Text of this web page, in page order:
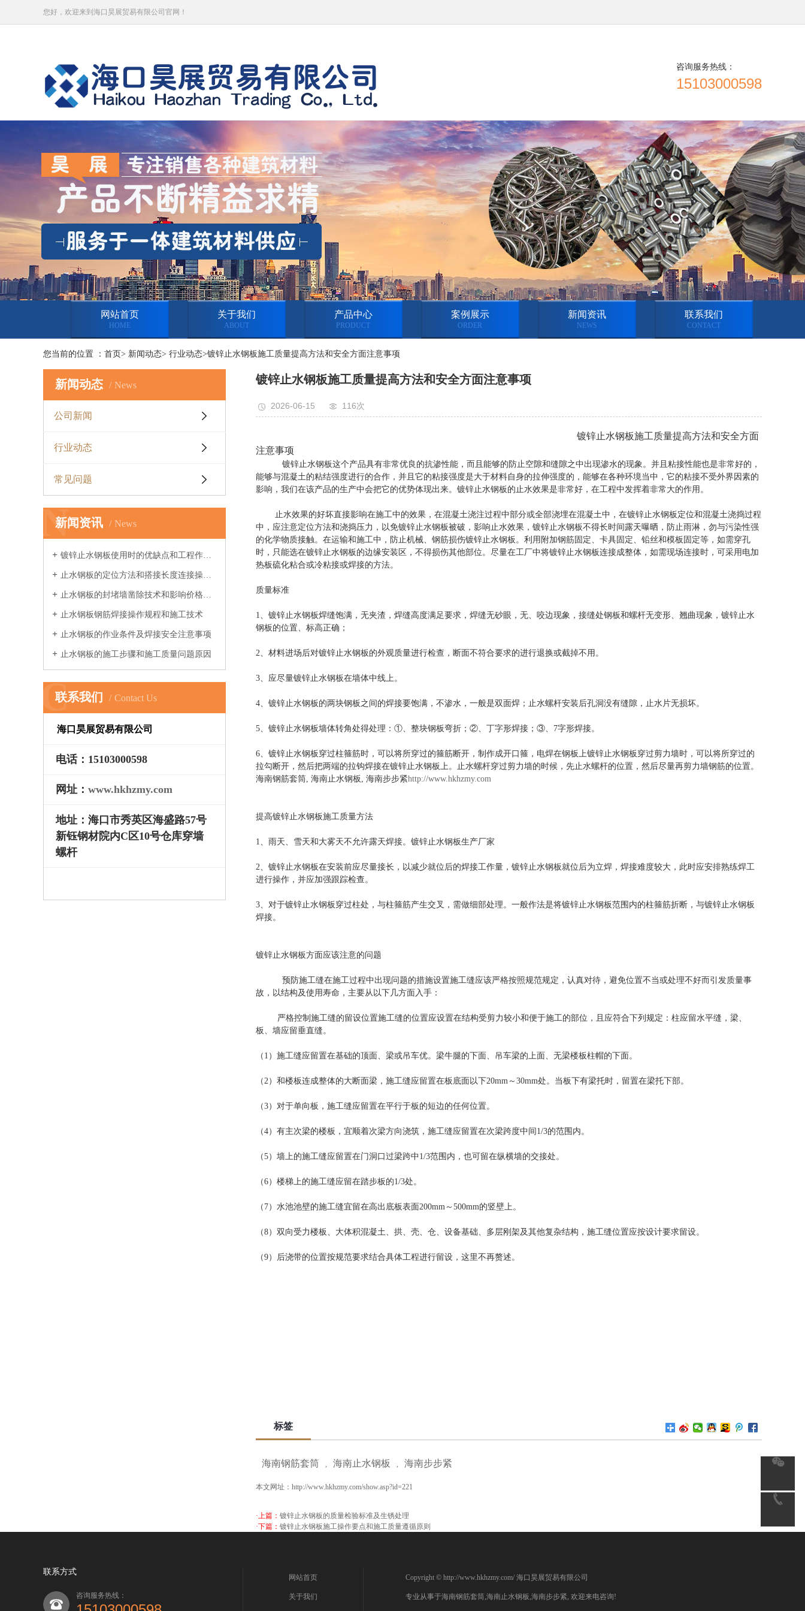
您好，欢迎来到海口昊展贸易有限公司官网！
咨询服务热线：
15103000598
网站首页
HOME
关于我们
ABOUT
产品中心
PRODUCT
案例展示
ORDER
新闻资讯
NEWS
联系我们
CONTACT
您当前的位置 ：首页> 新闻动态> 行业动态>镀锌止水钢板施工质量提高方法和安全方面注意事项
新闻动态 News
公司新闻
行业动态
常见问题
新闻资讯 News
N
镀锌止水钢板使用时的优缺点和工程作业指导书
止水钢板的定位方法和搭接长度连接操作要求
止水钢板的封堵墙凿除技术和影响价格因素
止水钢板钢筋焊接操作规程和施工技术
止水钢板的作业条件及焊接安全注意事项
止水钢板的施工步骤和施工质量问题原因
联系我们 Contact Us
C
海口昊展贸易有限公司
电话：15103000598
网址： www.hkhzmy.com
地址：海口市秀英区海盛路57号
新钰钢材院内C区10号仓库穿墙
螺杆
镀锌止水钢板施工质量提高方法和安全方面注意事项
2026-06-15 116次
镀锌止水钢板施工质量提高方法和安全方面
注意事项
镀锌止水钢板这个产品具有非常优良的抗渗性能，而且能够的防止空隙和缝隙之中出现渗水的现象。并且粘接性能也是非常好的，
能够与混凝土的粘结强度进行的合作，并且它的粘接强度是大于材料自身的拉伸强度的，能够在各种环境当中，它的粘接不受外界因素的
影响，我们在该产品的生产中会把它的优势体现出来。镀锌止水钢板的止水效果是非常好，在工程中发挥着非常大的作用。
止水效果的好坏直接影响在施工中的效果，在混凝土浇注过程中部分或全部浇埋在混凝土中，在镀锌止水钢板定位和混凝土浇捣过程
中，应注意定位方法和浇捣压力，以免镀锌止水钢板被破，影响止水效果，镀锌止水钢板不得长时间露天曝晒，防止雨淋，勿与污染性强
的化学物质接触。在运输和施工中，防止机械、钢筋损伤镀锌止水钢板。利用附加钢筋固定、卡具固定、铅丝和模板固定等，如需穿孔
时，只能选在镀锌止水钢板的边缘安装区，不得损伤其他部位。尽量在工厂中将镀锌止水钢板连接成整体，如需现场连接时，可采用电加
热板硫化粘合或冷粘接或焊接的方法。
质量标准
1、镀锌止水钢板焊缝饱满，无夹渣，焊缝高度满足要求，焊缝无砂眼，无、咬边现象，接缝处钢板和螺杆无变形、翘曲现象，镀锌止水
钢板的位置、标高正确；
2、材料进场后对镀锌止水钢板的外观质量进行检查，断面不符合要求的进行退换或截掉不用。
3、应尽量镀锌止水钢板在墙体中线上。
4、镀锌止水钢板的两块钢板之间的焊接要饱满，不渗水，一般是双面焊；止水螺杆安装后孔洞没有缝隙，止水片无损坏。
5、镀锌止水钢板墙体转角处得处理：①、整块钢板弯折；②、丁字形焊接；③、7字形焊接。
6、镀锌止水钢板穿过柱箍筋时，可以将所穿过的箍筋断开，制作成开口箍，电焊在钢板上镀锌止水钢板穿过剪力墙时，可以将所穿过的
拉勾断开，然后把两端的拉钩焊接在镀锌止水钢板上。止水螺杆穿过剪力墙的时候，先止水螺杆的位置，然后尽量再剪力墙钢筋的位置。
海南钢筋套筒, 海南止水钢板, 海南步步紧http://www.hkhzmy.com
提高镀锌止水钢板施工质量方法
1、雨天、雪天和大雾天不允许露天焊接。镀锌止水钢板生产厂家
2、镀锌止水钢板在安装前应尽量接长，以减少就位后的焊接工作量，镀锌止水钢板就位后为立焊，焊接难度较大，此时应安排熟练焊工
进行操作，并应加强跟踪检查。
3、对于镀锌止水钢板穿过柱处，与柱箍筋产生交叉，需做细部处理。一般作法是将镀锌止水钢板范围内的柱箍筋折断，与镀锌止水钢板
焊接。
镀锌止水钢板方面应该注意的问题
预防施工缝在施工过程中出现问题的措施设置施工缝应该严格按照规范规定，认真对待，避免位置不当或处理不好而引发质量事
故，以结构及使用寿命，主要从以下几方面入手：
严格控制施工缝的留设位置施工缝的位置应设置在结构受剪力较小和便于施工的部位，且应符合下列规定：柱应留水平缝，梁、
板、墙应留垂直缝。
（1）施工缝应留置在基础的顶面、梁或吊车优。梁牛腿的下面、吊车梁的上面、无梁楼板柱帽的下面。
（2）和楼板连成整体的大断面梁，施工缝应留置在板底面以下20mm～30mm处。当板下有梁托时，留置在梁托下部。
（3）对于单向板，施工缝应留置在平行于板的短边的任何位置。
（4）有主次梁的楼板，宜顺着次梁方向浇筑，施工缝应留置在次梁跨度中间1/3的范围内。
（5）墙上的施工缝应留置在门洞口过梁跨中1/3范围内，也可留在纵横墙的交接处。
（6）楼梯上的施工缝应留在踏步板的1/3处。
（7）水池池壁的施工缝宜留在高出底板表面200mm～500mm的竖壁上。
（8）双向受力楼板、大体积混凝土、拱、壳、仓、设备基础、多层刚架及其他复杂结构，施工缝位置应按设计要求留设。
（9）后浇带的位置按规范要求结合具体工程进行留设，这里不再赘述。
标签
海南钢筋套筒 , 海南止水钢板 , 海南步步紧
本文网址： http://www.hkhzmy.com/show.asp?id=221
·上篇： 镀锌止水钢板的质量检验标准及生锈处理
·下篇： 镀锌止水钢板施工操作要点和施工质量遵循原则
联系方式
咨询服务热线：
网站首页
关于我们
Copyright © http://www.hkhzmy.com/ 海口昊展贸易有限公司
专业从事于海南钢筋套筒,海南止水钢板,海南步步紧, 欢迎来电咨询!